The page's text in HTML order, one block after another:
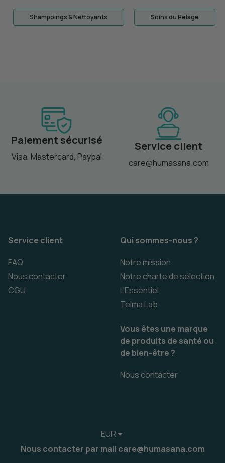
Shampoings & Nettoyants Soins du Pelage
Paiement sécurisé
Visa, Mastercard, Paypal
Service client
care@humasana.com
Service client
FAQ
Nous contacter
CGU
Qui sommes-nous ?
Notre mission
Notre charte de sélection
L'Essentiel
Telma Lab
Vous êtes une marque
de produits de santé ou
de bien-être ?
Nous contacter
EUR
Nous contacter par mail care@humasana.com